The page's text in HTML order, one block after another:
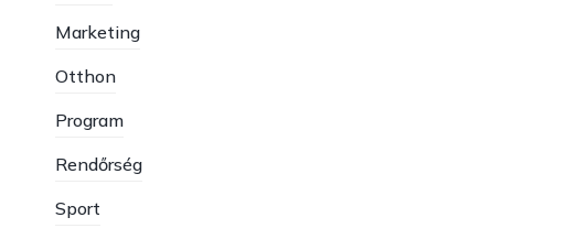
Marketing
Otthon
Program
Rendőrség
Sport